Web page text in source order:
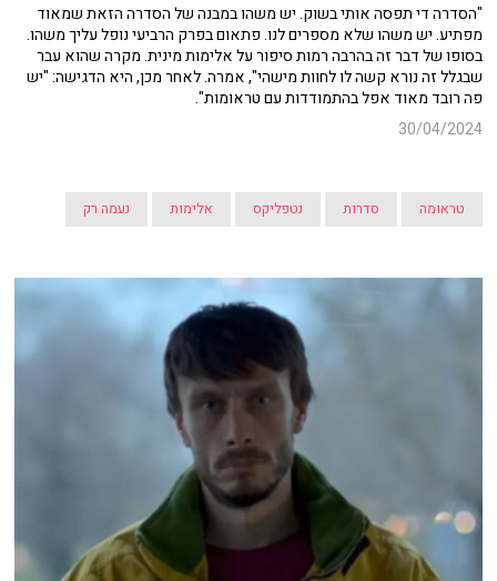
"הסדרה די תפסה אותי בשוק. יש משהו במבנה של הסדרה הזאת שמאוד
מפתיע. יש משהו שלא מספרים לנו. פתאום בפרק הרביעי נופל עליך משהו.
בסופו של דבר זה בהרבה רמות סיפור על אלימות מינית. מקרה שהוא עבר
שבגלל זה נורא קשה לו לחוות מישהי", אמרה. לאחר מכן, היא הדגישה: "יש
פה רובד מאוד אפל בהתמודדות עם טראומות".
30/04/2024
טראומה סדרות נטפליקס אלימות נעמה רק